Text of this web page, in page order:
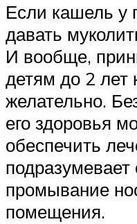
Если кашель у
давать
И вообще,
детям до 2 лет
желательно.
его здоровья
обеспечить
промывание
помещения.